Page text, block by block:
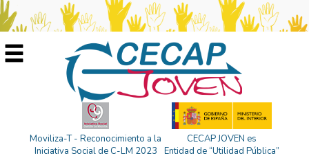
Moviliza-T - Reconocimiento a la
Iniciativa Social de C-LM 2023
CECAP JOVEN es
Entidad de “Utilidad Pública”